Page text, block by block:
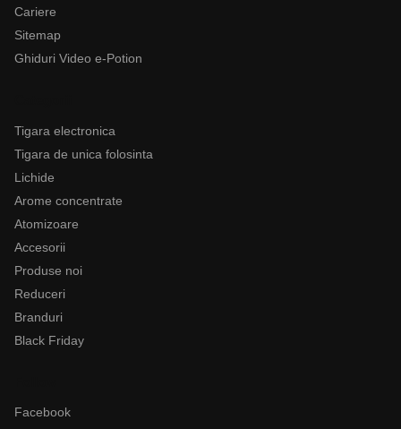
Cariere
Sitemap
Ghiduri Video e-Potion
Tigara electronica
Tigara de unica folosinta
Lichide
Arome concentrate
Atomizoare
Accesorii
Produse noi
Reduceri
Branduri
Black Friday
Facebook